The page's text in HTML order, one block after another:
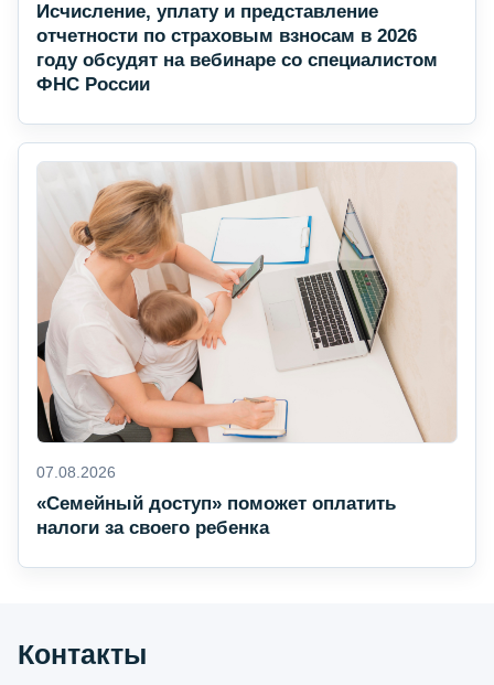
Исчисление, уплату и представление
отчетности по страховым взносам в 2026
году обсудят на вебинаре со специалистом
ФНС России
07.08.2026
«Семейный доступ» поможет оплатить
налоги за своего ребенка
Контакты